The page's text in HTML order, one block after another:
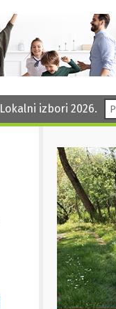
Lokalni izbori 2026.